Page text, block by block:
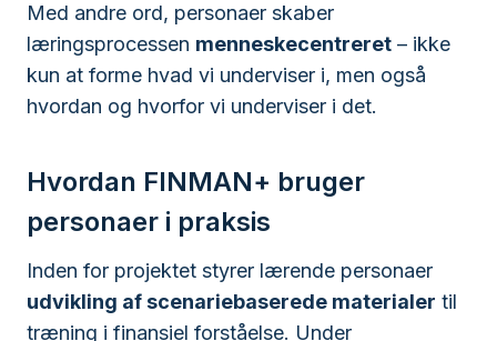
Med andre ord, personaer skaber
læringsprocessen menneskecentreret – ikke
kun at forme hvad vi underviser i, men også
hvordan og hvorfor vi underviser i det.
Hvordan FINMAN+ bruger
personaer i praksis
Inden for projektet styrer lærende personaer
udvikling af scenariebaserede materialer til
træning i finansiel forståelse. Under